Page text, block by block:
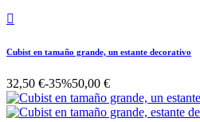

Cubist en tamaño grande, un estante decorativo
32,50 €-35%50,00 €